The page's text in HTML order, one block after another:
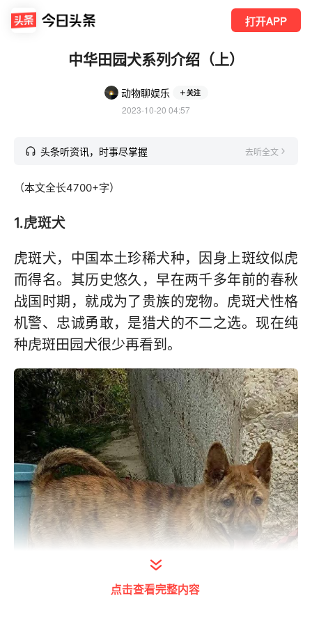
打开APP
中华田园犬系列介绍（上）
动物聊娱乐 关注
2023-10-20 04:57
头条听资讯，时事尽掌握 去听全文
（本文全长4700+字）
1.虎斑犬
虎斑犬，中国本土珍稀犬种，因身上斑纹似虎
而得名。其历史悠久，早在两千多年前的春秋
战国时期，就成为了贵族的宠物。虎斑犬性格
机警、忠诚勇敢，是猎犬的不二之选。现在纯
种虎斑田园犬很少再看到。
点击查看完整内容